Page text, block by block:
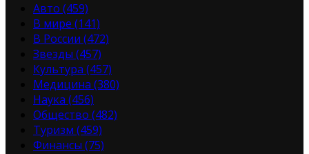
Авто (459)
В мире (141)
В России (472)
Звезды (457)
Культура (457)
Медицина (380)
Наука (456)
Общество (482)
Туризм (459)
Финансы (75)